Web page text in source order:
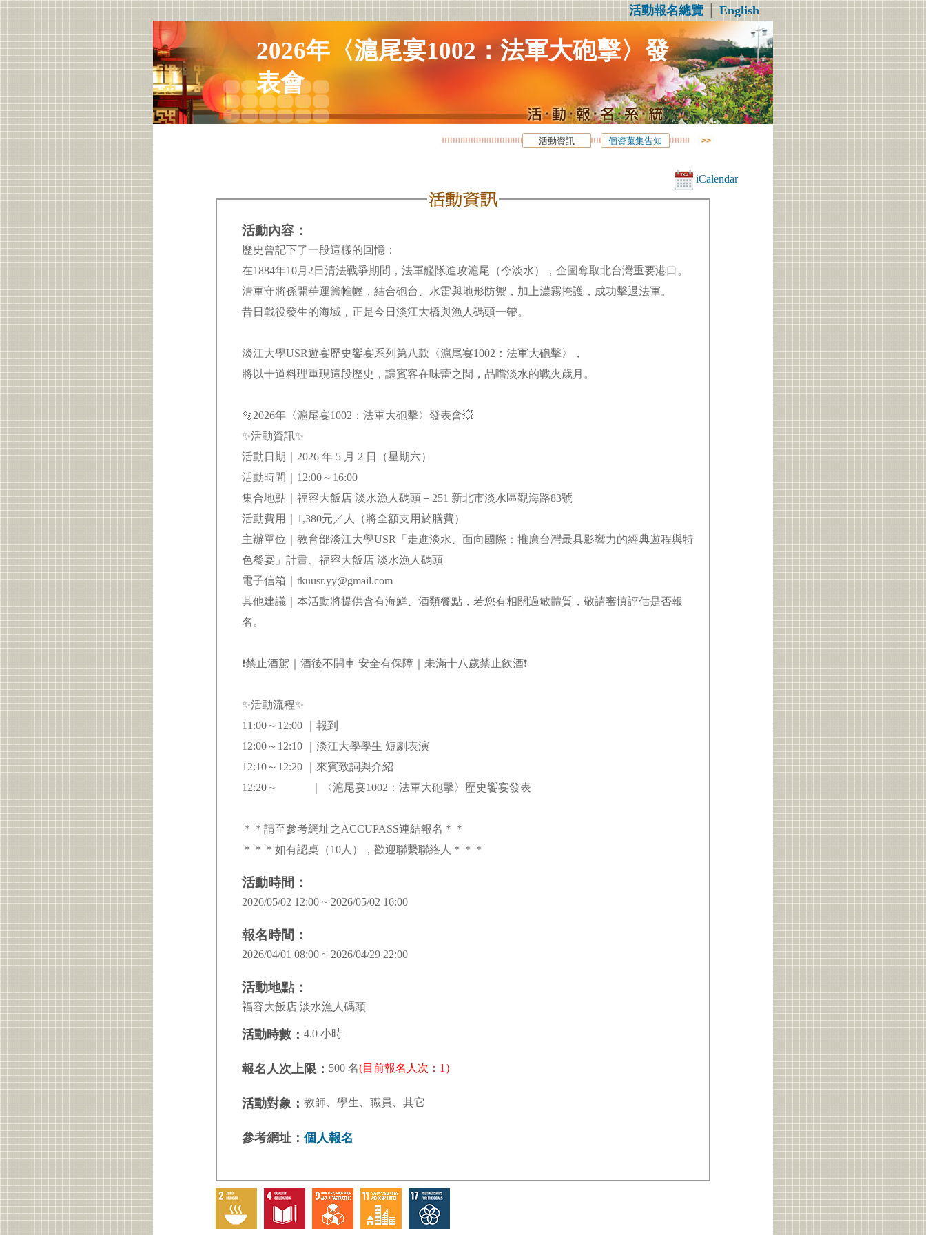
活動報名總覽│English
2026年〈滬尾宴1002：法軍大砲擊〉發
表會
活動資訊 個資蒐集告知
iCalendar
活動內容：
歷史曾記下了一段這樣的回憶：
在1884年10月2日清法戰爭期間，法軍艦隊進攻滬尾（今淡水），企圖奪取北台灣重要港口。
清軍守將孫開華運籌帷幄，結合砲台、水雷與地形防禦，加上濃霧掩護，成功擊退法軍。
昔日戰役發生的海域，正是今日淡江大橋與漁人碼頭一帶。
淡江大學USR遊宴歷史饗宴系列第八款〈滬尾宴1002：法軍大砲擊〉，
將以十道料理重現這段歷史，讓賓客在味蕾之間，品嚐淡水的戰火歲月。
🫧2026年〈滬尾宴1002：法軍大砲擊〉發表會💥
✨活動資訊✨
活動日期｜2026 年 5 月 2 日（星期六）
活動時間｜12:00～16:00
集合地點｜福容大飯店 淡水漁人碼頭－251 新北市淡水區觀海路83號
活動費用｜1,380元／人（將全額支用於膳費）
主辦單位｜教育部淡江大學USR「走進淡水、面向國際：推廣台灣最具影響力的經典遊程與特
色餐宴」計畫、福容大飯店 淡水漁人碼頭
電子信箱｜tkuusr.yy@gmail.com
其他建議｜本活動將提供含有海鮮、酒類餐點，若您有相關過敏體質，敬請審慎評估是否報
名。
❗禁止酒駕｜酒後不開車 安全有保障｜未滿十八歲禁止飲酒❗
✨活動流程✨
11:00～12:00 ｜報到
12:00～12:10 ｜淡江大學學生 短劇表演
12:10～12:20 ｜來賓致詞與介紹
12:20～ ｜〈滬尾宴1002：法軍大砲擊〉歷史饗宴發表
＊＊請至參考網址之ACCUPASS連結報名＊＊
＊＊＊如有認桌（10人），歡迎聯繫聯絡人＊＊＊
活動時間：
2026/05/02 12:00 ~ 2026/05/02 16:00
報名時間：
2026/04/01 08:00 ~ 2026/04/29 22:00
活動地點：
福容大飯店 淡水漁人碼頭
活動時數： 4.0 小時
報名人次上限： 500 名(目前報名人次：1）
活動對象： 教師、學生、職員、其它
參考網址： 個人報名